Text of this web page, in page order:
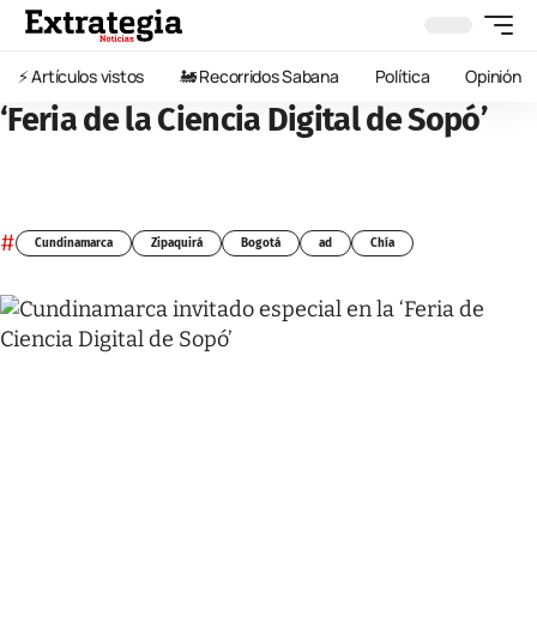
⚡️ Artículos vistos 🚂 Recorridos Sabana Política Opinión
‘Feria de la Ciencia Digital de Sopó’
# Cundinamarca Zipaquirá Bogotá ad Chía